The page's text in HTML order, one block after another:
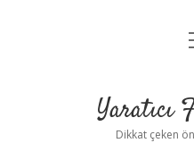
Yaratıcı
Dikkat çeken